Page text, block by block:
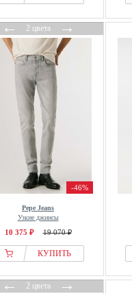
←2 цвета→
-46%
Pepe Jeans
Узкие джинсы
10 375 ₽ 19 070 ₽
КУПИТЬ
←2 цвета→